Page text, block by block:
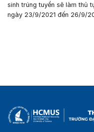
sinh trúng tuyển sẽ làm thủ
ngày 23/9/2021 đến 26/9/